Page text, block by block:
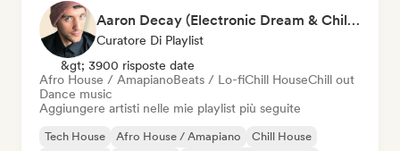
Aaron Decay (Electronic Dream & Chill Electronic Dream playlists)
Curatore Di Playlist
&gt; 3900 risposte date
Afro House / AmapianoBeats / Lo-fiChill HouseChill out
Dance music
Aggiungere artisti nelle mie playlist più seguite
Tech House Afro House / Amapiano
Chill House